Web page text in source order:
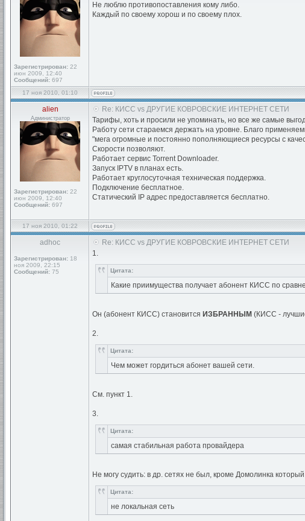
Зарегистрирован: 22
июн 2009, 12:40
Сообщений: 697
Не люблю противопоставления кому либо.
Каждый по своему хорош и по своему плох.
17 ноя 2010, 01:10
alien
Администратор
Зарегистрирован: 22
июн 2009, 12:40
Сообщений: 697
Re: КИСС vs ДРУГИЕ КОВРОВСКИЕ ИНТЕРНЕТ СЕТИ
Тарифы, хоть и просили не упоминать, но все же самые
Работу сети стараемся держать на уровне. Благо
"мега огромные и постоянно пополняющиеся ресурсы с
Скорости позволяют.
Работает сервис Torrent Downloader.
Запуск IPTV в планах есть.
Работает круглосуточная техническая поддержка.
Подключение бесплатное.
Статический IP адрес предоставляется бесплатно.
17 ноя 2010, 01:22
adhoc
Зарегистрирован: 18
ноя 2009, 22:15
Сообщений: 75
Re: КИСС vs ДРУГИЕ КОВРОВСКИЕ ИНТЕРНЕТ СЕТИ
1.
Цитата:
Какие приимущества получает абонент КИСС по
Он (абонент КИСС) становится ИЗБРАННЫМ (КИСС -
2.
Цитата:
Чем может гордиться абонет вашей сети.
См. пункт 1.
3.
Цитата:
самая стабильная работа провайдера
Не могу судить: в др. сетях не был, кроме Домолинка который
Цитата:
не локальная сеть